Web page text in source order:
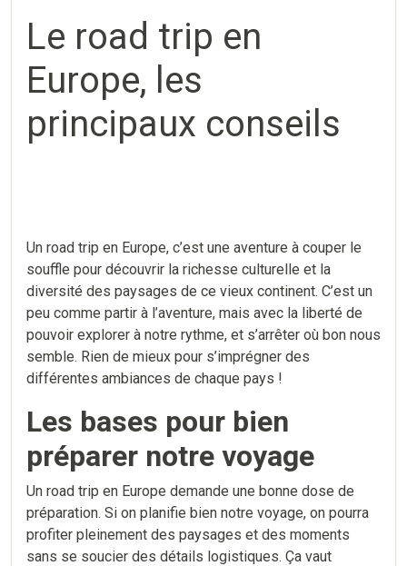
Le road trip en
Europe, les
principaux conseils
Un road trip en Europe, c’est une aventure à couper le
souffle pour découvrir la richesse culturelle et la
diversité des paysages de ce vieux continent. C’est un
peu comme partir à l’aventure, mais avec la liberté de
pouvoir explorer à notre rythme, et s’arrêter où bon nous
semble. Rien de mieux pour s’imprégner des
différentes ambiances de chaque pays !
Les bases pour bien
préparer notre voyage
Un road trip en Europe demande une bonne dose de
préparation. Si on planifie bien notre voyage, on pourra
profiter pleinement des paysages et des moments
sans se soucier des détails logistiques. Ça vaut